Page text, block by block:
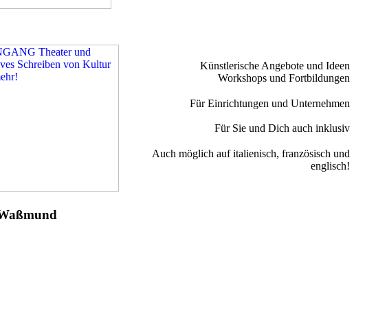
Künstlerische Angebote und Ideen
Workshops und Fortbildungen
Für Einrichtungen und Unternehmen
Für Sie und Dich auch inklusiv
Auch möglich auf italienisch, französisch und
englisch!